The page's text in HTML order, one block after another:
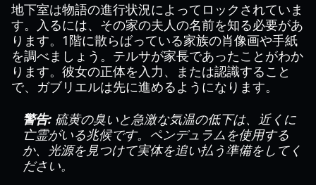
地下室は物語の進行状況によってロックされていま
す。入るには、その家の夫人の名前を知る必要があ
ります。1階に散らばっている家族の肖像画や手紙
を調べましょう。テルサが家長であったことがわか
ります。彼女の正体を入力、または認識すること
で、ガブリエルは先に進めるようになります。
警告: 硫黄の臭いと急激な気温の低下は、近くに
亡霊がいる兆候です。ペンデュラムを使用する
か、光源を見つけて実体を追い払う準備をしてく
ださい。